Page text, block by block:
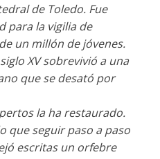
de Toledo. Fue
para la vigilia de
un millón de jóvenes.
XV sobrevivió a una
que se desató por
la ha restaurado.
que seguir paso a paso
escritas un orfebre